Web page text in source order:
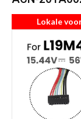
Lokale